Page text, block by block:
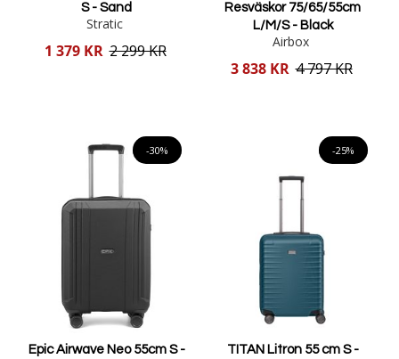
S - Sand
Stratic
Reducerat
1 379 KR 2 299 KR
Resväskor 75/65/55cm
L/M/S - Black
Airbox
Reducerat
3 838 KR 4 797 KR
-30%
Epic Airwave Neo 55cm S -
-25%
TITAN Litron 55 cm S -